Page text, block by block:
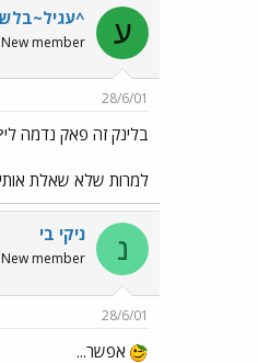
ע New member
28/6/01
בלינק זה פאק נדמה
למרות שלא שאלת
נ ניקי בי
New member
28/6/01
אפשר...